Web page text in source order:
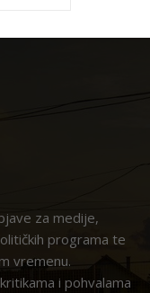
za medije,
programa te
vremenu.
i pohvalama